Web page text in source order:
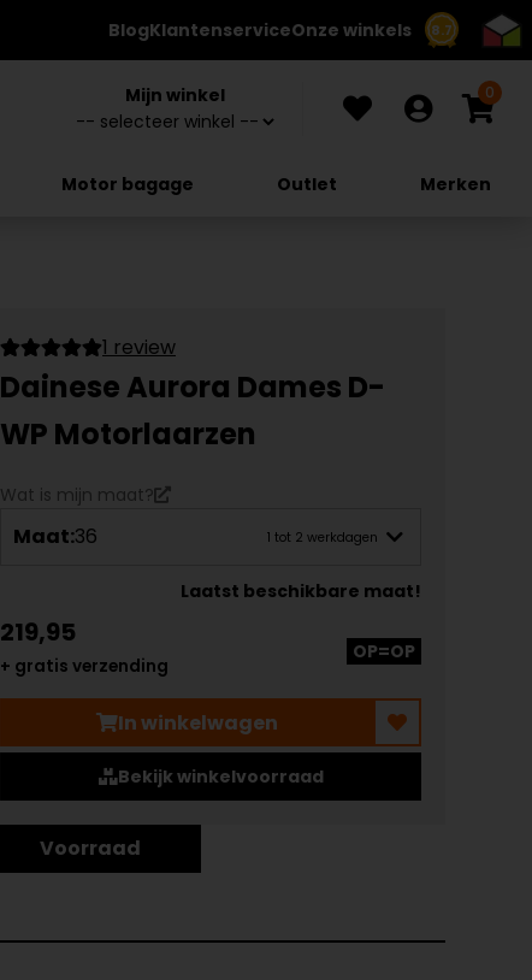
8.7
BlogKlantenserviceOnze winkels
Mijn winkel 0
Motor bagage Outlet Merken
1 review
Dainese Aurora Dames D-
WP Motorlaarzen
Wat is mijn maat?
Maat:36 1 tot 2 werkdagen
Laatst beschikbare maat!
219,95
+ gratis verzending
OP=OP
In winkelwagen
Bekijk winkelvoorraad
Voorraad